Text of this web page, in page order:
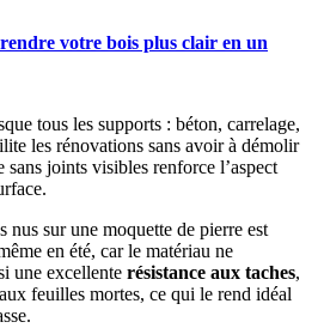
votre bois plus clair en un
tous les supports : béton, carrelage,
les rénovations sans avoir à démolir
sans joints visibles renforce l’aspect
nus sur une moquette de pierre est
en été, car le matériau ne
une excellente résistance aux taches,
feuilles mortes, ce qui le rend idéal